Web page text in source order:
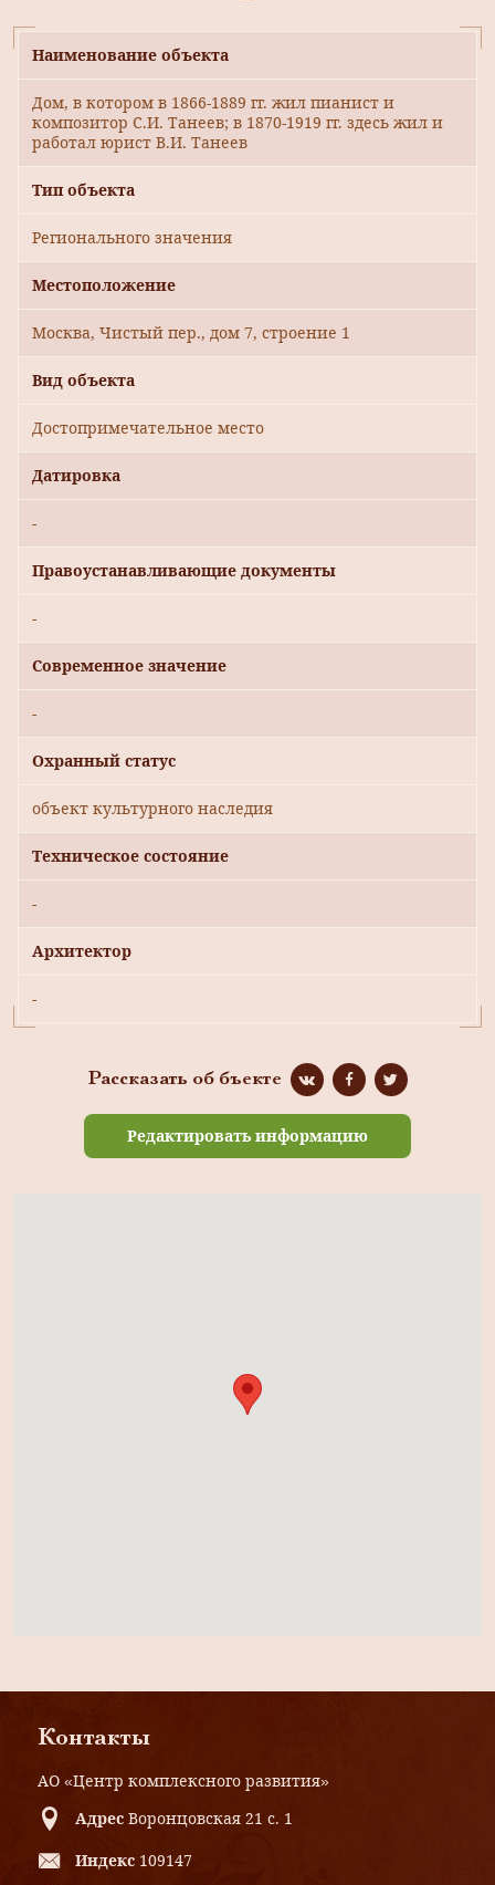
Наименование объекта
Дом, в котором в 1866-1889 гг. жил пианист и
композитор С.И. Танеев; в 1870-1919 гг. здесь жил и
работал юрист В.И. Танеев
Тип объекта
Регионального значения
Местоположение
Москва, Чистый пер., дом 7, строение 1
Вид объекта
Достопримечательное место
Датировка
-
Правоустанавливающие документы
-
Современное значение
-
Охранный статус
объект культурного наследия
Техническое состояние
-
Архитектор
-
Рассказать об бъекте
Редактировать информацию
Контакты
АО «Центр комплексного развития»
Адрес Воронцовская 21 с. 1
Индекс 109147